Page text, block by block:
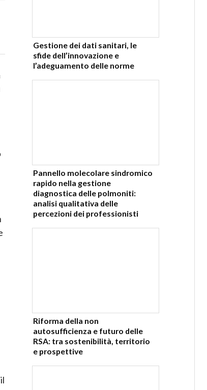
Gestione dei dati sanitari, le
sfide dell’innovazione e
l’adeguamento delle norme
Pannello molecolare sindromico
rapido nella gestione
diagnostica delle polmoniti:
analisi qualitativa delle
percezioni dei professionisti
Riforma della non
autosufficienza e futuro delle
RSA: tra sostenibilità, territorio
e prospettive